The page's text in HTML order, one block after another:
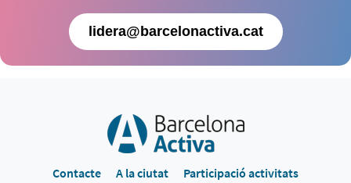
lidera@barcelonactiva.cat
Contacte A la ciutat
Participació activitats